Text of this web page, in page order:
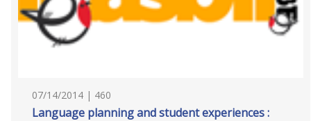
07/14/2014 | 460
Language planning and student experiences :